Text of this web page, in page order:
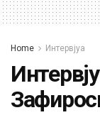
Home Интервјуа